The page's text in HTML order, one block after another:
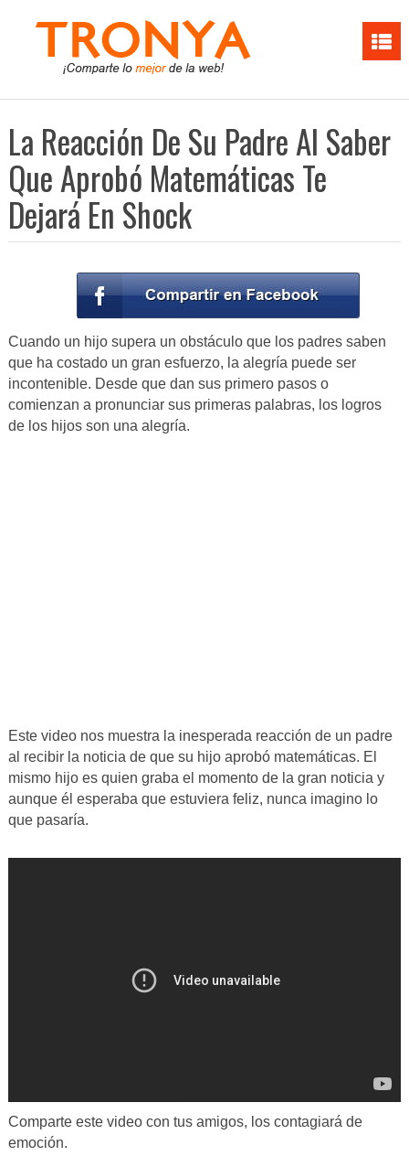
La Reacción De Su Padre Al Saber
Que Aprobó Matemáticas Te
Dejará En Shock
Cuando un hijo supera un obstáculo que los padres saben
que ha costado un gran esfuerzo, la alegría puede ser
incontenible. Desde que dan sus primero pasos o
comienzan a pronunciar sus primeras palabras, los logros
de los hijos son una alegría.
Este video nos muestra la inesperada reacción de un padre
al recibir la noticia de que su hijo aprobó matemáticas. El
mismo hijo es quien graba el momento de la gran noticia y
aunque él esperaba que estuviera feliz, nunca imagino lo
que pasaría.
Comparte este video con tus amigos, los contagiará de
emoción.